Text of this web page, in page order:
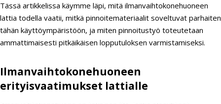
Tässä artikkelissa käymme läpi, mitä ilmanvaihtokonehuoneen
lattia todella vaatii, mitkä pinnoitemateriaalit soveltuvat parhaiten
tähän käyttöympäristöön, ja miten pinnoitustyö toteutetaan
ammattimaisesti pitkäikäisen lopputuloksen varmistamiseksi.
Ilmanvaihtokonehuoneen
erityisvaatimukset lattialle